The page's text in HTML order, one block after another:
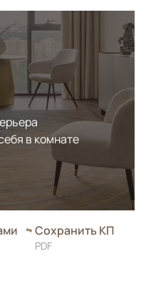
в комнате
Сохранить КП
PDF